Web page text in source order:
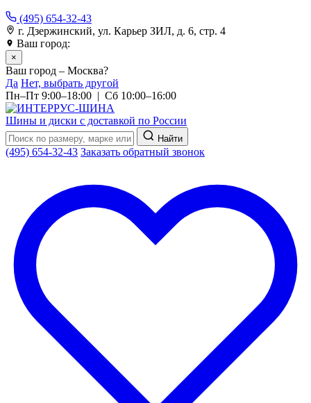
(495) 654-32-43
г. Дзержинский, ул. Карьер ЗИЛ, д. 6, стр. 4
Ваш город:
×
Ваш город – Москва?
Да Нет, выбрать другой
Пн–Пт 9:00–18:00 | Сб 10:00–16:00
Шины и диски с доставкой по России
Найти
(495) 654-32-43 Заказать обратный звонок